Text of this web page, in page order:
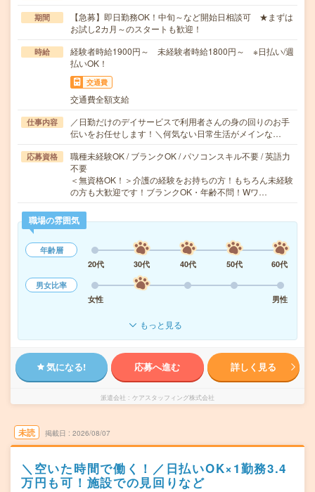
期間
【急募】即日勤務OK！中旬～など開始日相談可 ★まずは
お試し2カ月～のスタートも歓迎！
時給
経験者時給1900円～ 未経験者時給1800円～ ※日払い/週
払いOK！
交通費
交通費全額支給
仕事内容
／日勤だけのデイサービスで利用者さんの身の回りのお手
伝いをお任せします！＼何気ない日常生活がメインな…
応募資格
職種未経験OK / ブランクOK / パソコンスキル不要 / 英語力
不要
＜無資格OK！＞介護の経験をお持ちの方！もちろん未経験
の方も大歓迎です！ブランクOK・年齢不問！Wワ…
職場の雰囲気
年齢層
20代
30代 40代 50代
60代
男女比率
女性
男性
もっと見る
気になる! 応募へ進む 詳しく見る
派遣会社 ケアスタッフィング株式会社
未読 掲載日 2026/08/07
＼空いた時間で働く！／日払いOK×1勤務3.4
万円も可！施設での見回りなど